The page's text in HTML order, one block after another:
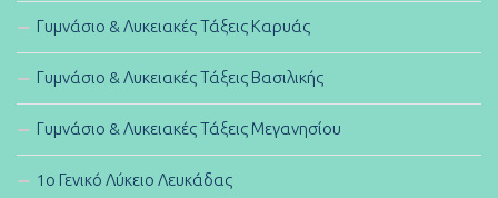
Γυμνάσιο & Λυκειακές Τάξεις Καρυάς
Γυμνάσιο & Λυκειακές Τάξεις Βασιλικής
Γυμνάσιο & Λυκειακές Τάξεις Μεγανησίου
1ο Γενικό Λύκειο Λευκάδας